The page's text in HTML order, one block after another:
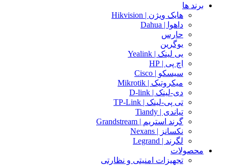
برند ها
هایک ویژن | Hikvision
داهوا | Dahua
حارس
یوگرین
یی لینک | Yealink
اچ پی | HP
سیسکو | Cisco
میکروتیک | Mikrotik
دی-لینک | D-link
تی پی-لینک | TP-Link
تیاندی | Tiandy
گرند استریم | Grandstream
نکسانز | Nexans
لگرند | Legrand
محصولات
تجهیزات امنیتی و نظارتی